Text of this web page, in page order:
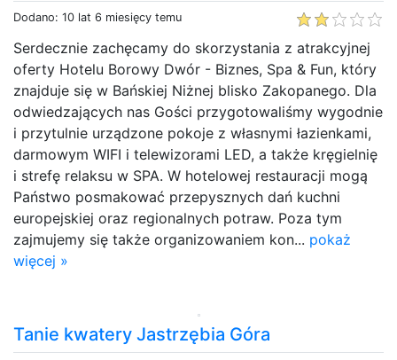
Dodano: 10 lat 6 miesięcy temu
Serdecznie zachęcamy do skorzystania z atrakcyjnej
oferty Hotelu Borowy Dwór - Biznes, Spa & Fun, który
znajduje się w Bańskiej Niżnej blisko Zakopanego. Dla
odwiedzających nas Gości przygotowaliśmy wygodnie
i przytulnie urządzone pokoje z własnymi łazienkami,
darmowym WIFI i telewizorami LED, a także kręgielnię
i strefę relaksu w SPA. W hotelowej restauracji mogą
Państwo posmakować przepysznych dań kuchni
europejskiej oraz regionalnych potraw. Poza tym
zajmujemy się także organizowaniem kon... pokaż
więcej »
Tanie kwatery Jastrzębia Góra